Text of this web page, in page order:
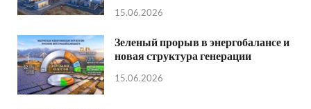
15.06.2026
Зеленый прорыв в энергобалансе и
новая структура генерации
15.06.2026